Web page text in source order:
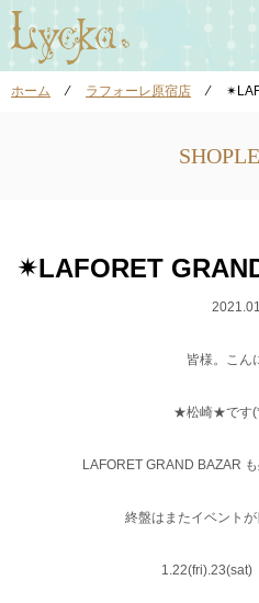
ホーム ⁄ ラフォーレ原宿店 ⁄
✴︎LAFORET
皆様。こん
★松崎★です
LAFORET GRAND BAZAR
終盤はまたイベント
1.22(fri).23(sat)